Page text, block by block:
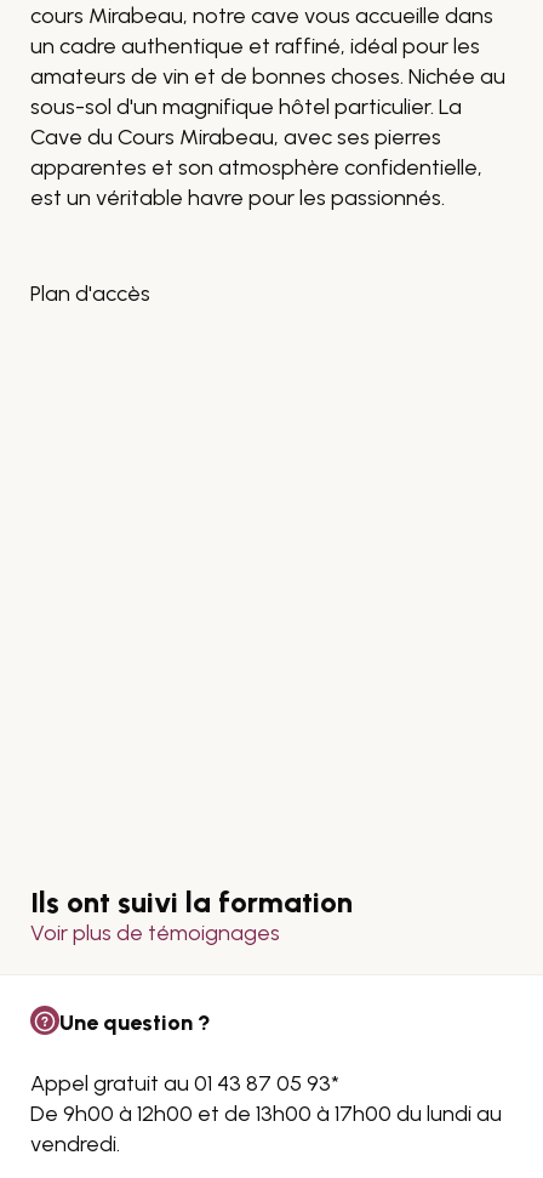
cours Mirabeau, notre cave vous accueille dans
un cadre authentique et raffiné, idéal pour les
amateurs de vin et de bonnes choses. Nichée au
sous-sol d'un magnifique hôtel particulier. La
Cave du Cours Mirabeau, avec ses pierres
apparentes et son atmosphère confidentielle,
est un véritable havre pour les passionnés.
Plan d'accès
Ils ont suivi la formation
Voir plus de témoignages
Une question ?
Appel gratuit au 01 43 87 05 93*
De 9h00 à 12h00 et de 13h00 à 17h00 du lundi au
vendredi.